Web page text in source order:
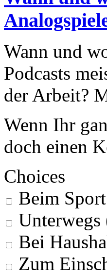
Wann und
Podcasts
der Arbeit?
Wenn Ihr
doch einen
Choices
Beim Sport
Bei
Zum